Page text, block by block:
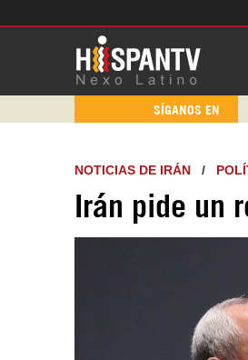
SÍGANOS EN
NOTICIAS DE IRÁN /
Irán pide un